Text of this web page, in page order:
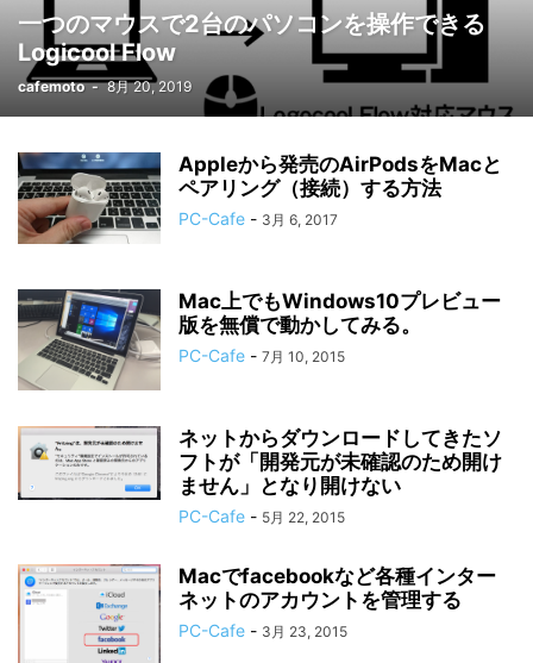
一つのマウスで2台のパソコンを操作できる
Logicool Flow
cafemoto - 8月 20, 2019
Appleから発売のAirPodsをMacと
ペアリング（接続）する方法
PC-Cafe - 3月 6, 2017
Mac上でもWindows10プレビュー
版を無償で動かしてみる。
PC-Cafe - 7月 10, 2015
ネットからダウンロードしてきたソ
フトが「開発元が未確認のため開け
ません」となり開けない
PC-Cafe - 5月 22, 2015
Macでfacebookなど各種インター
ネットのアカウントを管理する
PC-Cafe - 3月 23, 2015